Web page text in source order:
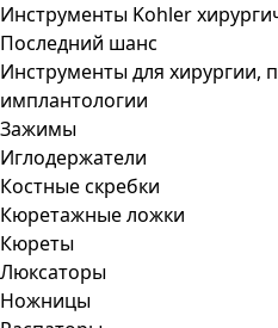
Инструменты Kohler
Последний шанс
Инструменты для хирургии,
имплантологии
Зажимы
Иглодержатели
Костные скребки
Кюретажные ложки
Кюреты
Люксаторы
Ножницы